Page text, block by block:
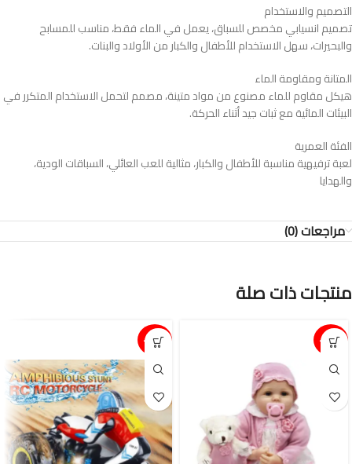
التصميم والاستخدام
تصميم انسيابي مخصص للسباق، يعمل في الماء فقط، مناسب للمسابح
والبحيرات، سهل الاستخدام للأطفال والكبار من الأولاد والبنات.
المتانة ومقاومة الماء
هيكل مقاوم للماء مصنوع من مواد متينة، مصمم لتحمل الاستخدام المتكرر في
البيئات المائية مع ثبات جيد أثناء الحركة.
الفئة العمرية
لعبة ترفيهية مناسبة للأطفال والكبار، مثالية للعب العائلي، السباقات الودية،
والهدايا
مراجعات (0)
منتجات ذات صلة
15%-
15%-